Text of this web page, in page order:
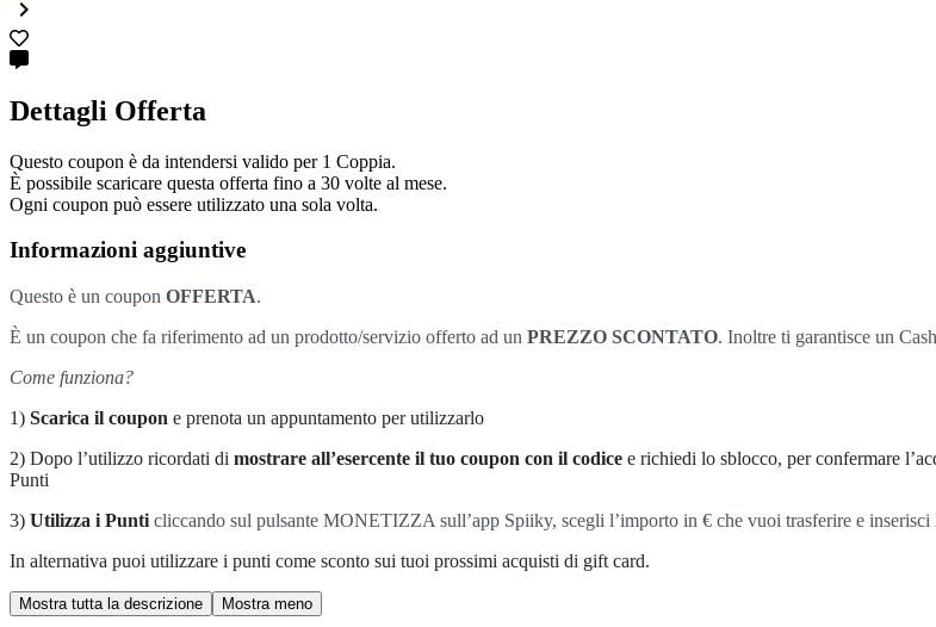

Dettagli Offerta
Questo coupon è da intendersi valido per 1 Coppia.
È possibile scaricare questa offerta fino a 30 volte al mese.
Ogni coupon può essere utilizzato una sola volta.
Informazioni aggiuntive
Questo è un coupon OFFERTA.
È un coupon che fa riferimento ad un prodotto/servizio offerto ad un PREZZO SCONTATO. Inoltre ti garantisce un
Come funziona?
1) Scarica il coupon e prenota un appuntamento per utilizzarlo
2) Dopo l’utilizzo ricordati di mostrare all’esercente il tuo coupon con il codice e richiedi lo sblocco, per confermare
Punti
3) Utilizza i Punti cliccando sul pulsante MONETIZZA sull’app Spiiky, scegli l’importo in € che vuoi trasferire e
In alternativa puoi utilizzare i punti come sconto sui tuoi prossimi acquisti di gift card.